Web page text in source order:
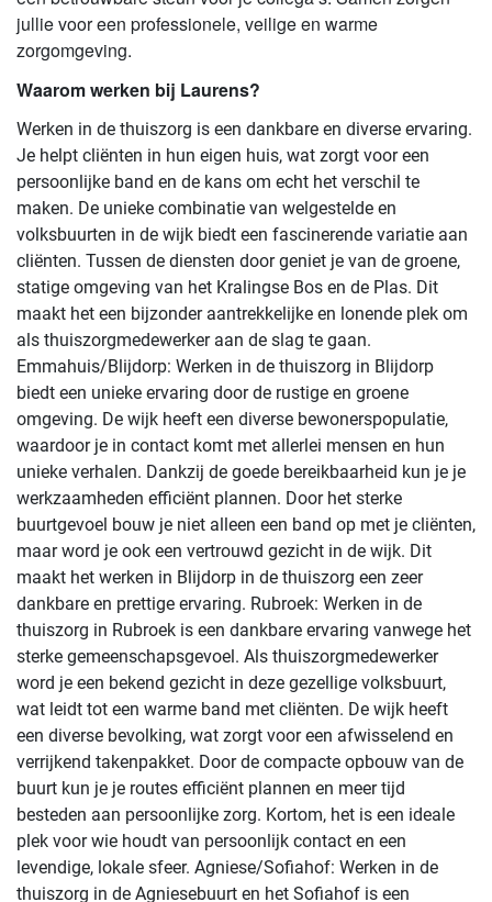
jullie voor een professionele, veilige en warme
zorgomgeving.
Waarom werken bij Laurens?
Werken in de thuiszorg is een dankbare en diverse ervaring.
Je helpt cliënten in hun eigen huis, wat zorgt voor een
persoonlijke band en de kans om echt het verschil te
maken. De unieke combinatie van welgestelde en
volksbuurten in de wijk biedt een fascinerende variatie aan
cliënten. Tussen de diensten door geniet je van de groene,
statige omgeving van het Kralingse Bos en de Plas. Dit
maakt het een bijzonder aantrekkelijke en lonende plek om
als thuiszorgmedewerker aan de slag te gaan.
Emmahuis/Blijdorp: Werken in de thuiszorg in Blijdorp
biedt een unieke ervaring door de rustige en groene
omgeving. De wijk heeft een diverse bewonerspopulatie,
waardoor je in contact komt met allerlei mensen en hun
unieke verhalen. Dankzij de goede bereikbaarheid kun je je
werkzaamheden efficiënt plannen. Door het sterke
buurtgevoel bouw je niet alleen een band op met je cliënten,
maar word je ook een vertrouwd gezicht in de wijk. Dit
maakt het werken in Blijdorp in de thuiszorg een zeer
dankbare en prettige ervaring. Rubroek: Werken in de
thuiszorg in Rubroek is een dankbare ervaring vanwege het
sterke gemeenschapsgevoel. Als thuiszorgmedewerker
word je een bekend gezicht in deze gezellige volksbuurt,
wat leidt tot een warme band met cliënten. De wijk heeft
een diverse bevolking, wat zorgt voor een afwisselend en
verrijkend takenpakket. Door de compacte opbouw van de
buurt kun je je routes efficiënt plannen en meer tijd
besteden aan persoonlijke zorg. Kortom, het is een ideale
plek voor wie houdt van persoonlijk contact en een
levendige, lokale sfeer. Agniese/Sofiahof: Werken in de
thuiszorg in de Agniesebuurt en het Sofiahof is een